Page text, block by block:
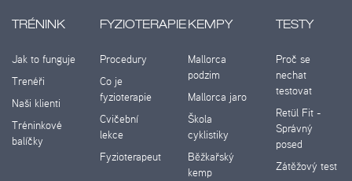
TRÉNINK
Jak to funguje
Trenéři
Naši klienti
Tréninkové
balíčky
FYZIOTERAPIE
Procedury
Co je
fyzioterapie
Cvičební
lekce
Fyzioterapeut
KEMPY
Mallorca
podzim
Mallorca jaro
Škola
cyklistiky
Běžkařský
kemp
TESTY
Proč se
nechat
testovat
Retül Fit -
Správný
posed
Zátěžový test